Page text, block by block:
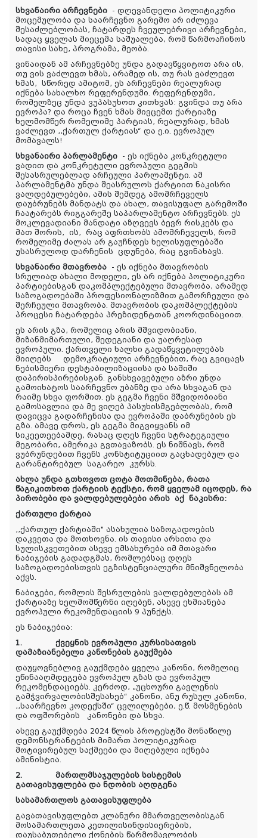
სხვანაირი არჩევნები - დღევანდელი პოლიტიკური
მოცემულობა და საარჩევნო გარემო არ იძლევა
შესაძლებლობას, ჩატარდეს ჩვეულებრივი არჩევნები,
სადაც ყველას მიეცემა საშუალება, რომ წარმოაჩინოს
თავისი სახე, პროგრამა, მეობა.
ვინაიდან ამ არჩევნებზე უნდა გადავწყვიტოთ არა ის,
თუ ვის ვაძლევთ ხმას, არამედ ის, თუ რას ვაძლევთ
ხმას,
სწორედ ამიტომ, ეს არჩევნები რეალურად
იქნება სახალხო რეფერენდუმი. რეფერენდუმი,
რომელზეც უნდა ვუპასუხოთ კითხვას: გვინდა თუ არა
ევროპა? და როცა ჩვენ ხმას მივცემთ ქარტიაზე
ხელმომწერ რომელიმე პარტიას, რეალურად, ხმას
ვაძლევთ ,,ქართულ ქარტიას“ და ე.ი. ევროპულ
მომავალს!
სხვანაირი პარლამენტი - ეს იქნება კონკრეტული
ვადით და კონკრეტული ევროპული გეგმის
შესასრულებლად არჩეული პარლამენტი. ამ
პარლამენტმა უნდა შეასრულოს ქარტიით ნაკისრი
ვალდებულებები, ამის შემდეგ ამომრჩეველს
დაუბრუნებს მანდატს და ახალ, თავისუფალ გარემოში
ჩაატარებს რიგგარეშე საპარლამენტო არჩევნებს. ეს
მოკლევადიანი მანდატი აზღვევს ბევრ რისკებს და
მათ შორის, ის, რაც აფრთხობს ამომრჩეველს, რომ
რომელიმე ძალას არ გაუჩნდეს ხელისუფლებაში
უსასრულოდ დარჩენის ცდუნება, რაც გვინახავს.
სხვანაირი მთავრობა - ეს იქნება მთავრობის
სრულიად ახალი მოდელი, ეს არ იქნება პოლიტიკური
პარტიებისგან დაკომპლექტებული მთავრობა, არამედ
საზოგადოებაში პროფესიონალიზმით გამორჩეული და
შერჩეული მთავრობა. მთავრობის დაკომპლექტების
პროცესი ჩატარდება პრეზიდენტთან კოორდინაციით.
ეს არის გზა, რომელიც არის მშვიდობიანი,
მიზანმიმართული, შედეგიანი და უაღრესად
ევროპული. ქართველი ხალხი გადაწყვეტილებას
მიიღებს დემოკრატიული არჩევნებით, რაც გვიცავს
ნებისმიერი დესტაბილიზაციისა და საშიში
დაპირისპირებისგან. განსხვავებული აზრი უნდა
გამოიხატოს საარჩევნო უბანზე და არა სხვაგან და
რაიმე სხვა ფორმით. ეს გეგმა ჩვენი მშვიდობიანი
გამოსავლია და მე ვიღებ პასუხისმგებლობას, რომ
დავიცვა გადარჩენისა და ევროპაში დაბრუნების ეს
გზა. ამავე დროს, ეს გეგმა მიგვიყვანს იმ
სიკეეთეებამდე, რასაც დღეს ჩვენი სტრატეგიული
მეგობარი, ამერიკა გვთავაზობს. ეს ნიშნავს, რომ
ვუბრუნდებით ჩვენს კონსტიტუციით გაცხადებულ და
გარანტირებულ საგარეო კურსს.
ახლა უნდა გთხოვოთ ცოტა მოთმინება, რათა
წაგიკითხოთ ქარტიის ტექსტი, რომ ყველამ იცოდეს, რა
პირობები და ვალდებულებები არის აქ ნაკისრი:
ქართული ქარტია
,,ქართულ ქარტიაში" ასახულია საზოგადოების
დაკვეთა და მოთხოვნა. ის თავისი არსითა და
სულისკვეთებით ასევე ემსახურება იმ მთავარი
ნაბიჯების გადადგმას, რომლებსაც დღეს
საზოგადოებისთვის ეგზისტენციალური მნიშვნელობა
აქვს.
ნაბიჯები, რომლის შესრულების ვალდებულებას ამ
ქარტიაზე ხელმომწერნი იღებენ, ასევე ეხმიანება
ევროპული რეკომენდაციის 9 პუნქტს.
ეს ნაბიჯებია:
1.
ქვეყნის ევროპული კურსისათვის
დამაზიანებელი კანონების გაუქმება
დაუყოვნებლივ გაუქმდება ყველა კანონი, რომელიც
ეწინააღმდეგება ევროპულ გზას და ევროპულ
რეკომენდაციებს. კერძოდ, „უცხოური გავლენის
გამჭვირვალობისშესახებ“ კანონი, ანუ რუსულ კანონი,
,,საარჩევნო კოდექსში“ ცვლილებები, ე.წ. მოსმენების
და ოფშორების კანონები და სხვა.
ასევე გაუქმდება 2024 წლის პროტესტში მონაწილე
დემონსტრანტების მიმართ პოლიტიკურად
მოტივირებულ საქმეები და მიღებული იქნება
ამინისტია
2.
მართლმსაჯულების სისტემის
გათავისუფლება და ნდობის აღდგენა
სასამართლოს გათავისუფლება
გავათავისუფლებთ კლანური მმართველობისგან
მოსამართლეთა კეთილისინდისიერების,
დაუსაბუთებელი ქონების წარმომავლობის